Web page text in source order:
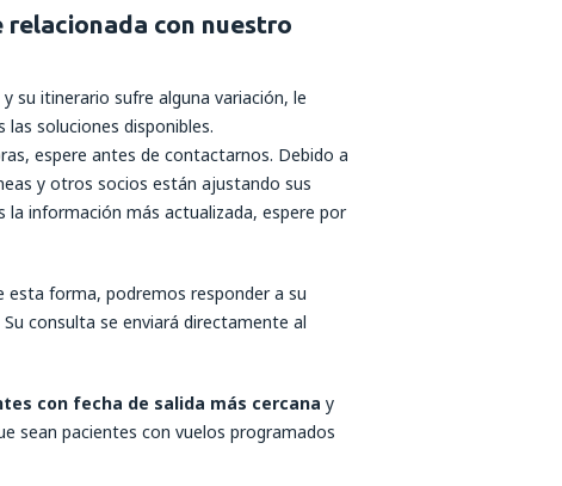
con nuestro
su itinerario sufre alguna variación, le
soluciones disponibles.
espere antes de contactarnos. Debido a
y otros socios están ajustando sus
la información más actualizada, espere por
esta forma, podremos responder a su
consulta se enviará directamente al
con fecha de salida más cercana y
sean pacientes con vuelos programados